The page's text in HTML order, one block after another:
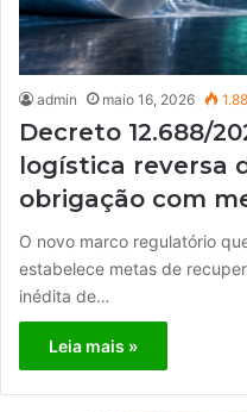
admin maio 16, 2026
Decreto 12.688/
logística reversa
obrigação com
O novo marco regulatório
estabelece metas de
inédita de…
Leia mais »